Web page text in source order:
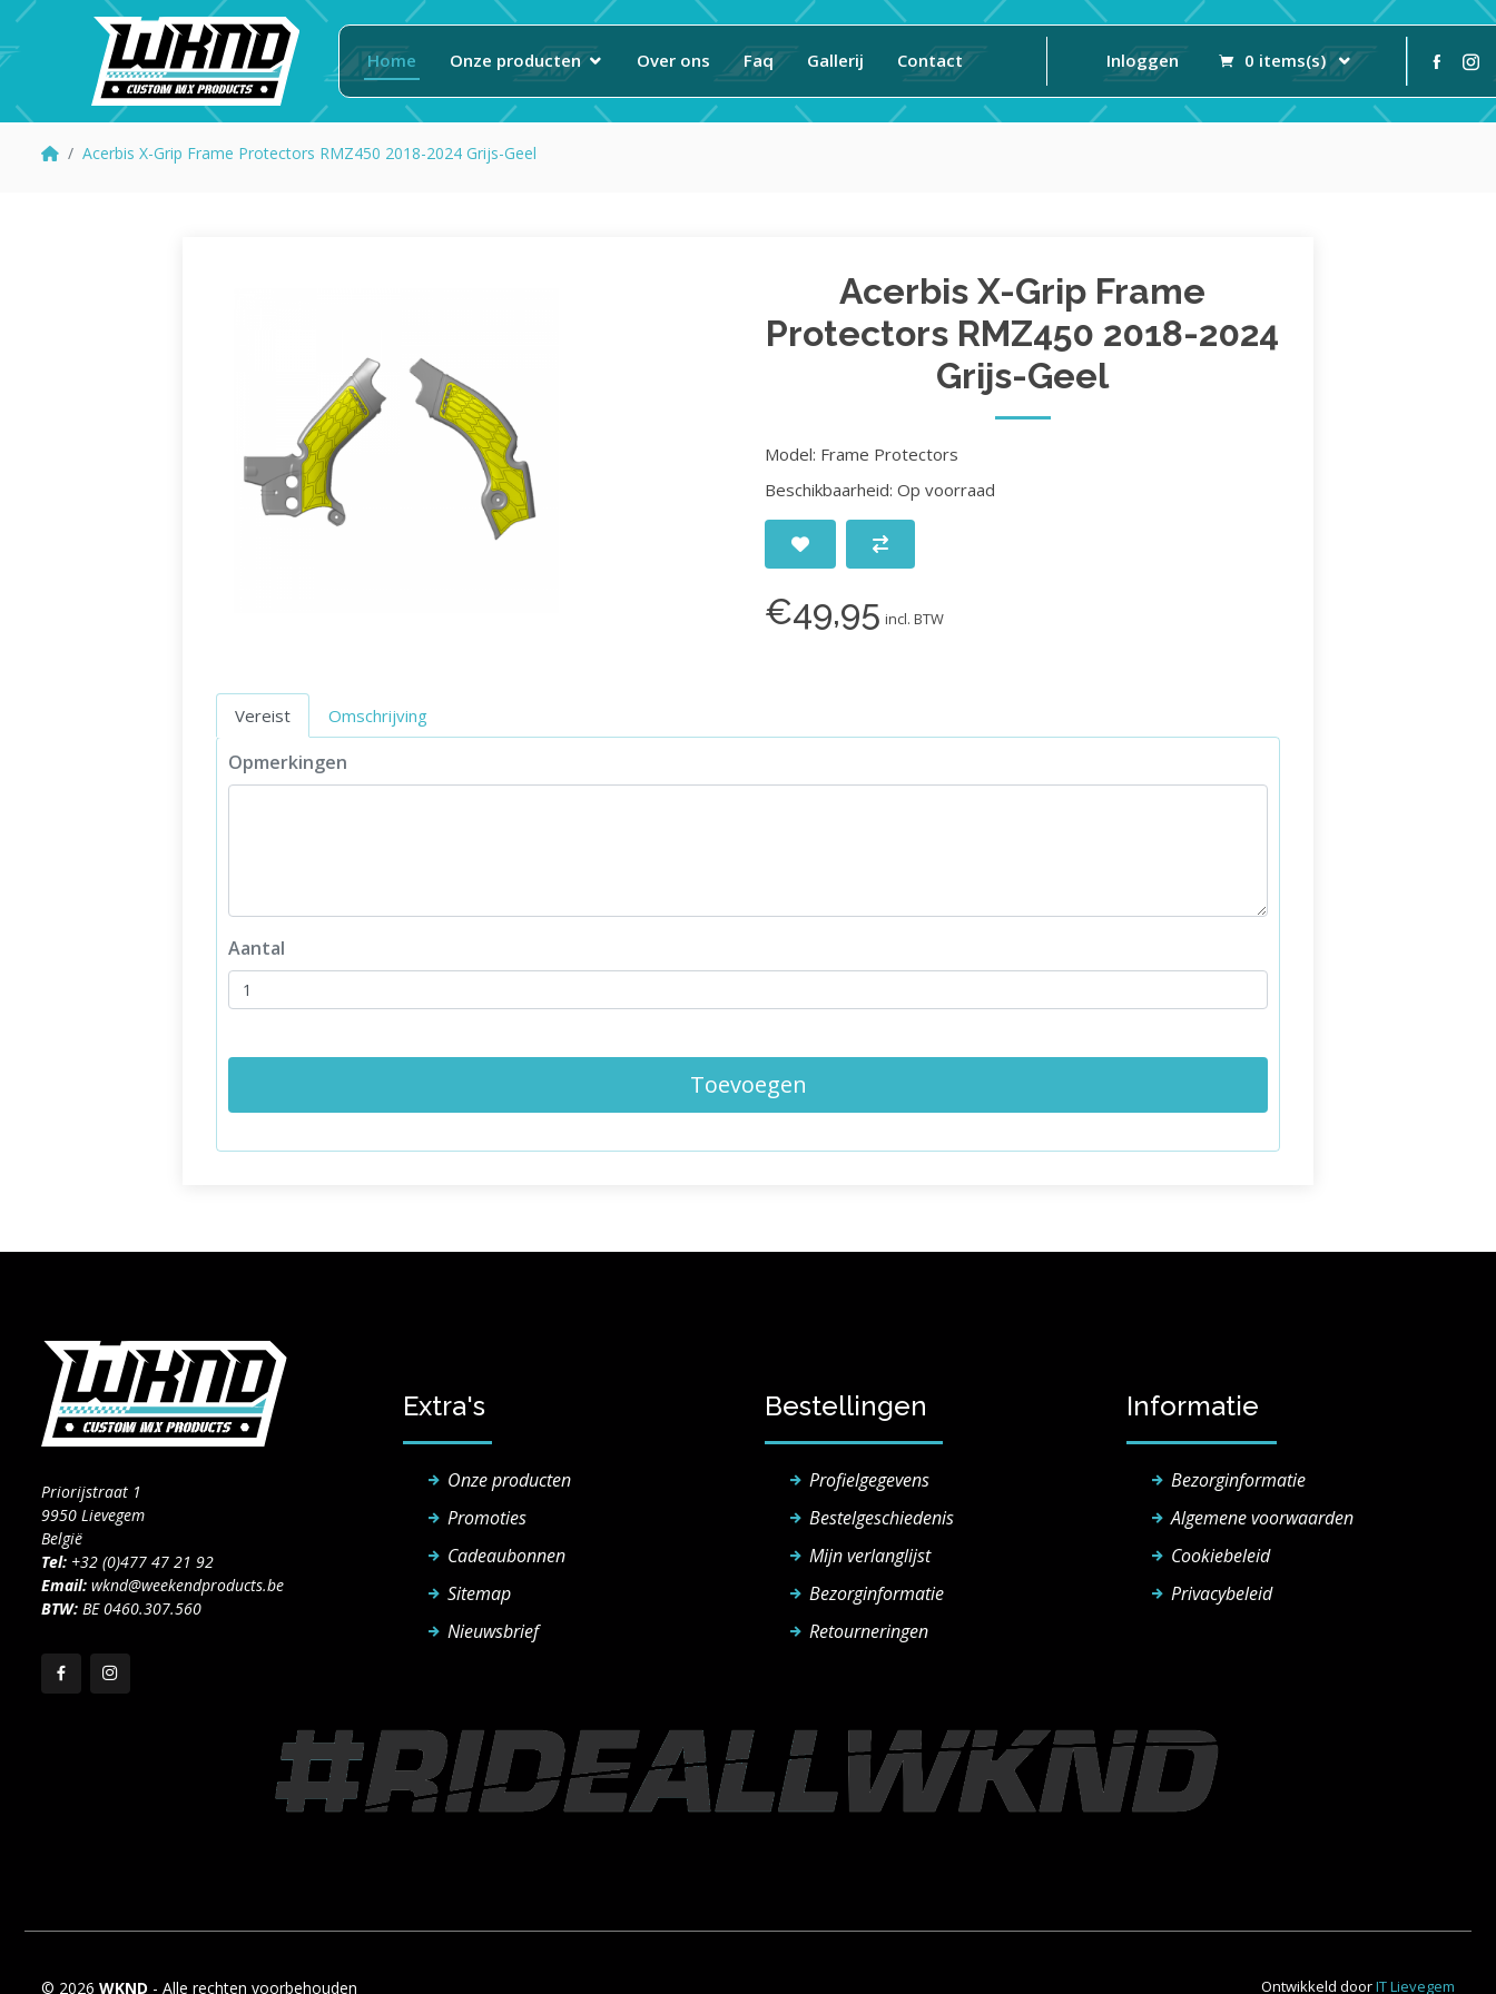
Home Onze producten Over ons Faq Gallerij Contact Inloggen 0 items(s)
Acerbis X-Grip Frame Protectors RMZ450 2018-2024 Grijs-Geel
Acerbis X-Grip Frame
Protectors RMZ450 2018-2024
Grijs-Geel
Model: Frame Protectors
Beschikbaarheid: Op voorraad
€49,95 incl. BTW
Vereist Omschrijving
Opmerkingen
Aantal
Toevoegen
Priorijstraat 1
9950 Lievegem
België
Tel: +32 (0)477 47 21 92
Email: wknd@weekendproducts.be
BTW: BE 0460.307.560
Extra's
Onze producten
Promoties
Cadeaubonnen
Sitemap
Nieuwsbrief
Bestellingen
Profielgegevens
Bestelgeschiedenis
Mijn verlanglijst
Bezorginformatie
Retourneringen
Informatie
Bezorginformatie
Algemene voorwaarden
Cookiebeleid
Privacybeleid
© 2026 WKND - Alle rechten voorbehouden Ontwikkeld doorIT Lievegem